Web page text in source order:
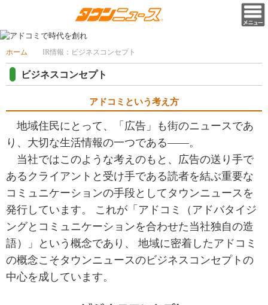
ホーム IR情報：ビジネスコンセプト
ビジネスコンセプト
アドコミという考え方
地域住民にとって、「広告」も街のニュースであ
り、大切な生活情報の一つである――。
当社ではこのような考えのもと、広告の送り手で
あるクライアントと受け手である読者を結ぶ重要な
コミュニケーションの手段としてタウンニュースを
発行しています。 これが「アドコミ（アドバタイジ
ングとコミュニケーションを合わせた当社独自の造
語）」という概念であり、 地域に密着したアドコミ
の概念こそタウンニュースのビジネスコンセプトの
中心を成しています。